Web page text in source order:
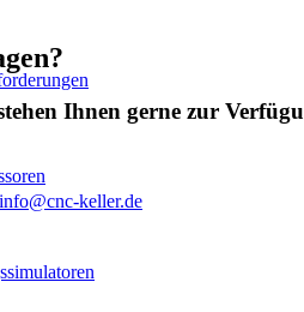
Ihnen gerne zur
info@cnc-keller.de